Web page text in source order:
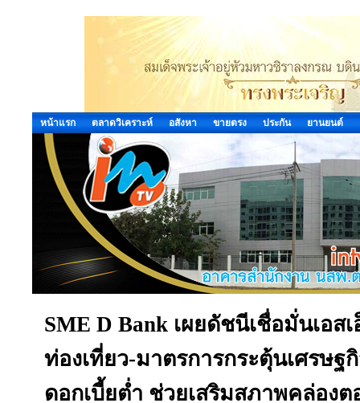
หน้าแรก ตลาดวิเคราะห์ อสังหา ขายตรง ประกัน ยานยนต์
SME D Bank เผยดัชนีเชื่อมั่นเอส
ท่องเที่ยว-มาตรการกระตุ้นเศรษฐ
ดอกเบี้ยต่ำ ช่วยเสริมสภาพคล่อง